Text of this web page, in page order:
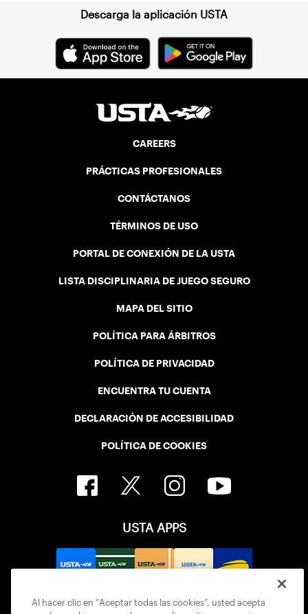
Descarga la aplicación USTA
CAREERS
PRÁCTICAS PROFESIONALES
CONTÁCTANOS
TÉRMINOS DE USO
PORTAL DE CONEXIÓN DE LA USTA
LISTA DISCIPLINARIA DE JUEGO SEGURO
MAPA DEL SITIO
POLÍTICA PARA ÁRBITROS
POLÍTICA DE PRIVACIDAD
ENCUENTRA TU CUENTA
DECLARACIÓN DE ACCESIBILIDAD
POLÍTICA DE COOKIES
USTA APPS
Al hacer clic en “Aceptar todas las cookies”, usted acepta